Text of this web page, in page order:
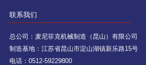
联系我们
总公司：麦尼菲克机械制造（昆山）有限公司
制造基地：江苏省昆山市淀山湖镇新乐路15号
电话：0512-59229800